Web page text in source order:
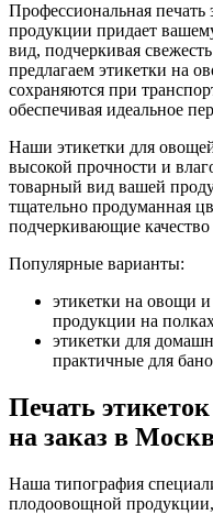
Профессиональная
продукции придает
вид, подчеркивая
предлагаем этикетки на
сохраняются при
обеспечивая идеальное
Наши этикетки для
высокой прочности и
товарный вид вашей
тщательно продуманная
подчеркивающие качество
Популярные варианты:
этикетки на овощи
продукции на
этикетки для
практичные для
Печать
на заказ в
Наша типография
плодоовощной